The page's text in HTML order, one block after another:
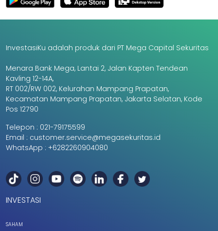
InvestasiKu adalah produk dari PT Mega Capital Sekuritas
Menara Bank Mega, Lantai 2, Jalan Kapten Tendean
Kavling 12-14A,
RT 002/RW 002, Kelurahan Mampang Prapatan,
Kecamatan Mampang Prapatan, Jakarta Selatan, Kode
Pos 12790
Telepon : 021-79175599
Email : customer.service@megasekuritas.id
WhatsApp : +6282260904080
INVESTASI
SAHAM